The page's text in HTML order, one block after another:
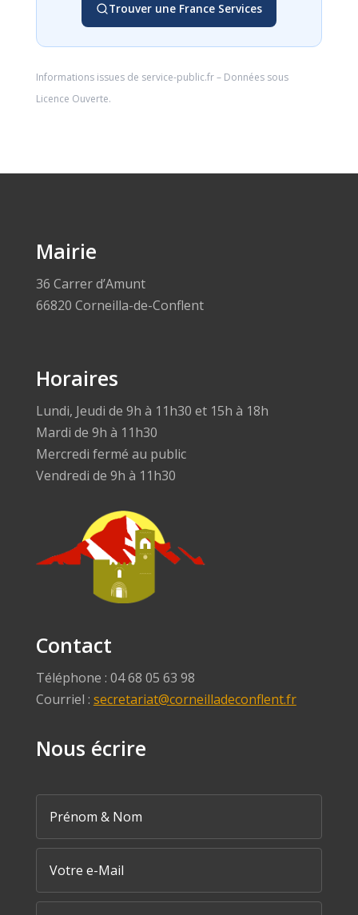
Trouver une France Services
Informations issues de service-public.fr– Données sous
Licence Ouverte.
Mairie
36 Carrer d’Amunt
66820 Corneilla-de-Conflent
Horaires
Lundi, Jeudi de 9h à 11h30 et 15h à 18h
Mardi de 9h à 11h30
Mercredi fermé au public
Vendredi de 9h à 11h30
Contact
Téléphone : 04 68 05 63 98
Courriel : secretariat@corneilladeconflent.fr
Nous écrire